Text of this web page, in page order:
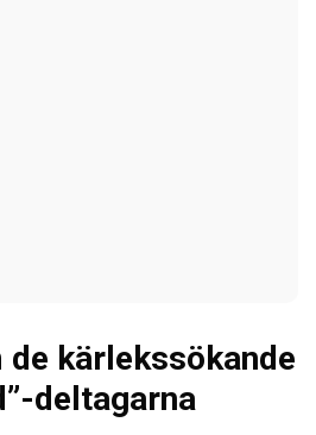
kärlekssökande
deltagarna